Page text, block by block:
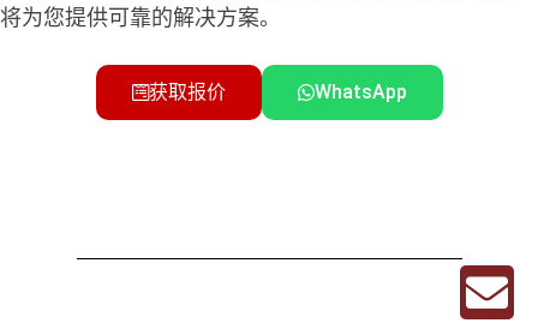
将为您提供可靠的解决方案。
获取报价 WhatsApp